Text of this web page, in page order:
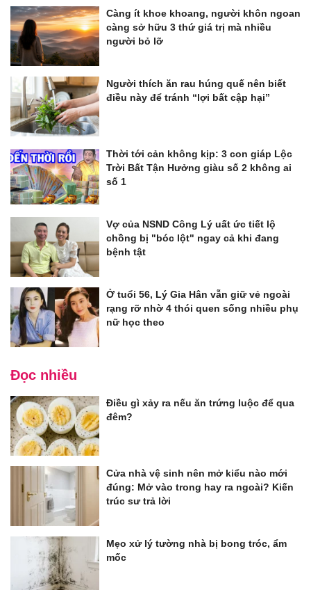
Càng ít khoe khoang, người khôn ngoan
càng sở hữu 3 thứ giá trị mà nhiều
người bỏ lỡ
Người thích ăn rau húng quế nên biết
điều này để tránh “lợi bất cập hại”
Thời tới cản không kịp: 3 con giáp Lộc
Trời Bất Tận Hưởng giàu số 2 không ai
số 1
Vợ của NSND Công Lý uất ức tiết lộ
chồng bị "bóc lột" ngay cả khi đang
bệnh tật
Ở tuổi 56, Lý Gia Hân vẫn giữ vẻ ngoài
rạng rỡ nhờ 4 thói quen sống nhiều phụ
nữ học theo
Đọc nhiều
Điều gì xảy ra nếu ăn trứng luộc để qua
đêm?
Cửa nhà vệ sinh nên mở kiểu nào mới
đúng: Mở vào trong hay ra ngoài? Kiến
trúc sư trả lời
Mẹo xử lý tường nhà bị bong tróc, ẩm
mốc